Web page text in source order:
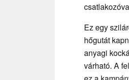
Ez egy
hőgutát
anyagi
várható. A